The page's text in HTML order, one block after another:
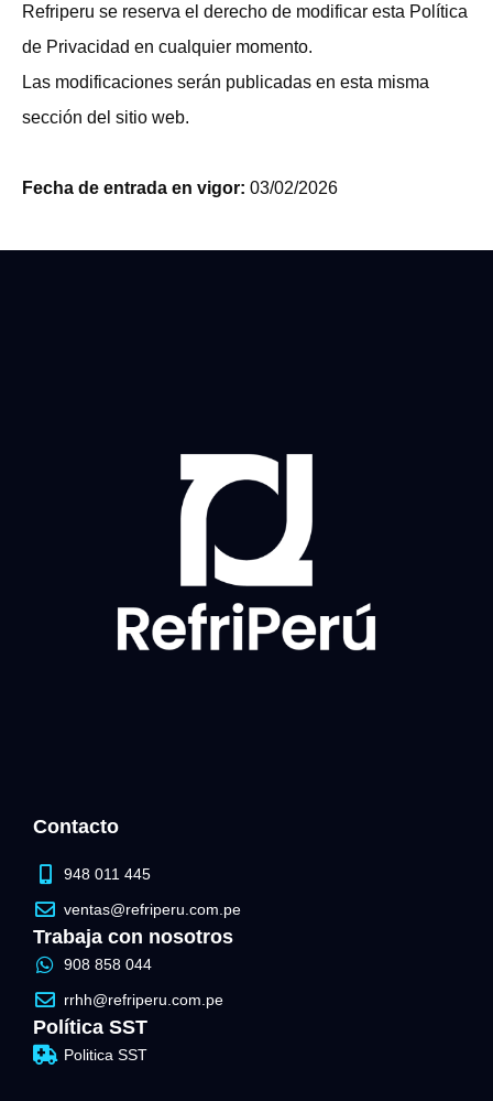
Refriperu se reserva el derecho de modificar esta Política
de Privacidad en cualquier momento.
Las modificaciones serán publicadas en esta misma
sección del sitio web.
Fecha de entrada en vigor: 03/02/2026
Contacto
948 011 445
ventas@refriperu.com.pe
Trabaja con nosotros
908 858 044
rrhh@refriperu.com.pe
Política SST
Politica SST